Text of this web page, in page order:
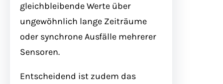
gleichbleibende Werte über
ungewöhnlich lange Zeiträume
oder synchrone Ausfälle mehrerer
Sensoren.
Entscheidend ist zudem das